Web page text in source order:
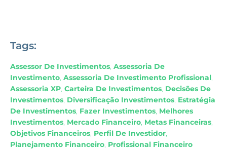
Tags:
Assessor De Investimentos, Assessoria De
Investimento, Assessoria De Investimento Profissional,
Assessoria XP, Carteira De Investimentos, Decisões De
Investimentos, Diversificação Investimentos, Estratégia
De Investimentos, Fazer Investimentos, Melhores
Investimentos, Mercado Financeiro, Metas Financeiras,
Objetivos Financeiros, Perfil De Investidor,
Planejamento Financeiro, Profissional Financeiro